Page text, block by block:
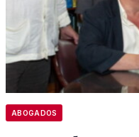
ABOGADOS